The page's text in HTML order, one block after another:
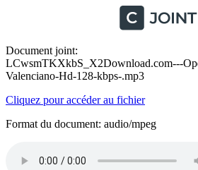
Document joint:
LCwsmTKXkbS_X2Download.com---
Valenciano-Hd-128-kbps-.mp3
Cliquez pour accéder au fichier
Format du document: audio/mpeg